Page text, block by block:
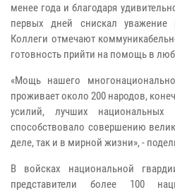
менее года и благодаря
первых дней снискал уважение
Коллеги отмечают
готовность прийти на помощь в
«Мощь нашего
проживает около 200 народов,
усилий, лучших
способствовало совершению
деле, так и в мирной жизни», -
В войсках национальной
представители более 100